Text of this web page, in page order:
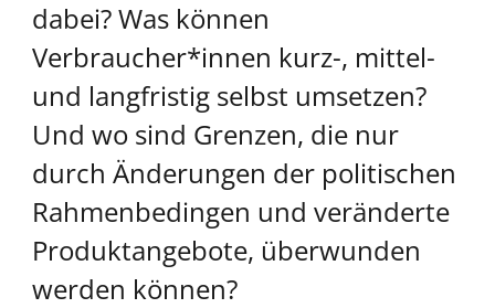
dabei? Was können
Verbraucher*innen kurz-, mittel-
und langfristig selbst umsetzen?
Und wo sind Grenzen, die nur
durch Änderungen der politischen
Rahmenbedingen und veränderte
Produktangebote, überwunden
werden können?